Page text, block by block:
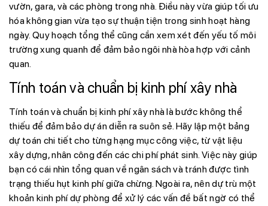
vườn, gara, và các phòng trong nhà. Điều này vừa giúp tối ưu
hóa không gian vừa tạo sự thuận tiện trong sinh hoạt hàng
ngày. Quy hoạch tổng thể cũng cần xem xét đến yếu tố môi
trường xung quanh để đảm bảo ngôi nhà hòa hợp với cảnh
quan.
Tính toán và chuẩn bị kinh phí xây nhà
Tính toán và chuẩn bị kinh phí xây nhà là bước không thể
thiếu để đảm bảo dự án diễn ra suôn sẻ. Hãy lập một bảng
dự toán chi tiết cho từng hạng mục công việc, từ vật liệu
xây dựng, nhân công đến các chi phí phát sinh. Việc này giúp
bạn có cái nhìn tổng quan về ngân sách và tránh được tình
trạng thiếu hụt kinh phí giữa chừng. Ngoài ra, nên dự trù một
khoản kinh phí dự phòng để xử lý các vấn đề bất ngờ có thể